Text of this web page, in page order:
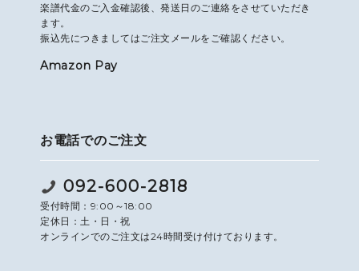
楽譜代金のご入金確認後、発送日のご連絡をさせていただき
ます。
振込先につきましてはご注文メールをご確認ください。
Amazon Pay
お電話でのご注文
092-600-2818
受付時間：9:00～18:00
定休日：土・日・祝
オンラインでのご注文は24時間受け付けております。